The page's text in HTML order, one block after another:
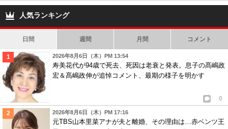
の病気でプロゴルファー
の夢断念し新たな道へ
ビ、イリエコネクション
人気ランキング
日間 週間 月間 コメント
2026年8月6日（木）PM 13:54
寿美花代が94歳で死去、死因は老衰と発表。息子の髙嶋政
宏＆髙嶋政伸が追悼コメント、最期の様子を明かす
0
2026年8月6日（木）PM 17:16
元TBS山本里菜アナが夫と離婚、その理由は…赤ベンツ王